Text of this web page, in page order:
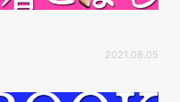
2021.08.05